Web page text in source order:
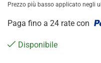
Prezzo più basso applicato negli
Paga fino a 24 rate con
Disponibile